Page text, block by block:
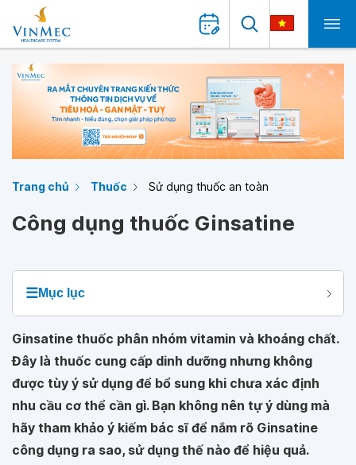
Trang chủ Thuốc Sử dụng thuốc an toàn
Công dụng thuốc Ginsatine
☰Mục lục
Ginsatine thuốc phân nhóm vitamin và khoáng chất.
Đây là thuốc cung cấp dinh dưỡng nhưng không
được tùy ý sử dụng để bổ sung khi chưa xác định
nhu cầu cơ thể cần gì. Bạn không nên tự ý dùng mà
hãy tham khảo ý kiếm bác sĩ để nắm rõ Ginsatine
công dụng ra sao, sử dụng thế nào để hiệu quả.